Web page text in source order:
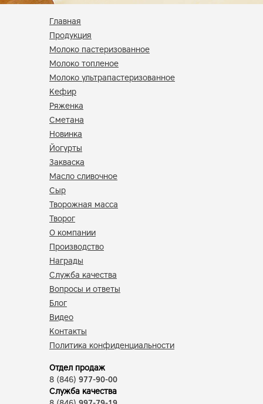
Главная
Продукция
Молоко пастеризованное
Молоко топленое
Молоко ультрапастеризованное
Кефир
Ряженка
Сметана
Новинка
Йогурты
Закваска
Масло сливочное
Сыр
Творожная масса
Творог
О компании
Производство
Награды
Служба качества
Вопросы и ответы
Блог
Видео
Контакты
Политика конфиденциальности
Отдел продаж
8 (846) 977-90-00
Служба качества